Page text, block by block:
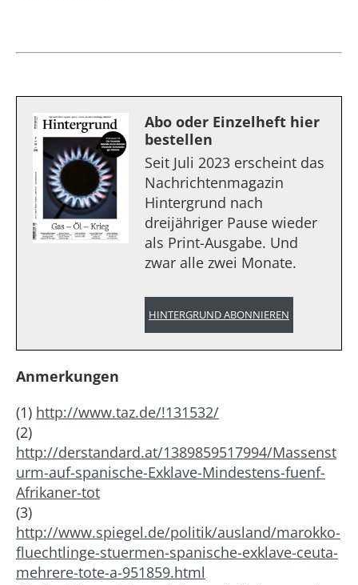
Abo oder Einzelheft hier
bestellen
Seit Juli 2023 erscheint das
Nachrichtenmagazin
Hintergrund nach
dreijähriger Pause wieder
als Print-Ausgabe. Und
zwar alle zwei Monate.
HINTERGRUND ABONNIEREN
Anmerkungen
(1) http://www.taz.de/!131532/
(2)
http://derstandard.at/1389859517994/Massenst
urm-auf-spanische-Exklave-Mindestens-fuenf-
Afrikaner-tot
(3)
http://www.spiegel.de/politik/ausland/marokko-
fluechtlinge-stuermen-spanische-exklave-ceuta-
mehrere-tote-a-951859.html